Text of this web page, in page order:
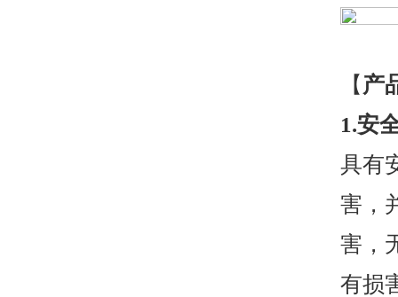
【 产
1.安
具有
害，
害，
有损